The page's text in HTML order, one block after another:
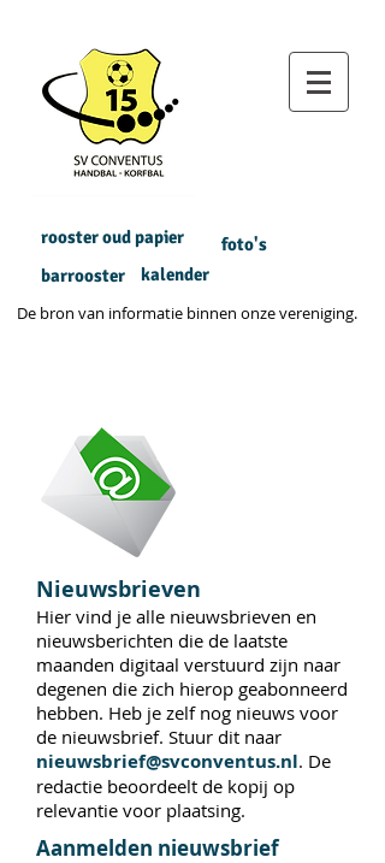
rooster oud papier
barrooster
foto's
kalender
De bron van informatie binnen onze vereniging.
Nieuwsbrieven
Hier vind je alle nieuwsbrieven en
nieuwsberichten die de laatste
maanden digitaal verstuurd zijn naar
degenen die zich hierop geabonneerd
hebben. Heb je zelf nog nieuws voor
de nieuwsbrief. Stuur dit naar
nieuwsbrief@svconventus.nl. De
redactie beoordeelt de kopij op
relevantie voor plaatsing.
Aanmelden nieuwsbrief